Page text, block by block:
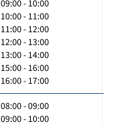
09:00 - 10:00
10:00 - 11:00
11:00 - 12:00
12:00 - 13:00
13:00 - 14:00
15:00 - 16:00
16:00 - 17:00
08:00 - 09:00
09:00 - 10:00